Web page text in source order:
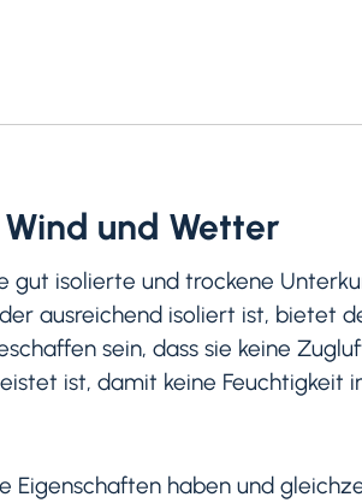
und Wetter
gut isolierte und trockene
ausreichend isoliert ist, bietet
sein, dass sie keine
ist, damit keine Feuchtigkeit
Eigenschaften haben und